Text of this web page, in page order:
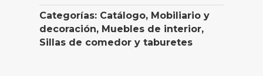
Categorías: Catálogo, Mobiliario y
decoración, Muebles de interior,
Sillas de comedor y taburetes